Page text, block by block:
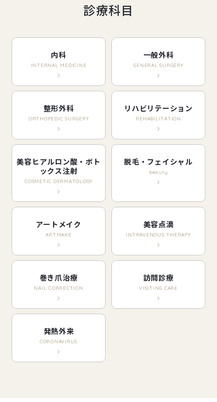
診療科目
内科
INTERNAL MEDICINE
一般外科
GENERAL SURGERY
整形外科
ORTHOPEDIC SURGERY
リハビリテーション
REHABILITATION
美容ヒアルロン酸・ボト
ックス注射
COSMETIC DERMATOLOGY
脱毛・フェイシャル
beauty
アートメイク
ARTMAKE
美容点滴
INTRAVENOUS THERAPY
巻き爪治療
NAIL CORRECTION
訪問診療
VISITING CARE
発熱外来
CORONAVIRUS